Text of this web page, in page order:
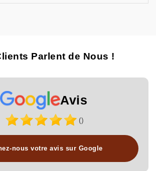
Parlent de Nous !
Avis
()
nous votre avis sur Google